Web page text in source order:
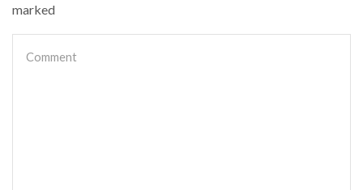
marked